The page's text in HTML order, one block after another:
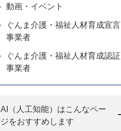
動画・イベント
ぐんま介護・福祉人材育成宣言
事業者
ぐんま介護・福祉人材育成認証
事業者
AI（人工知能）はこんなペー
ジをおすすめします